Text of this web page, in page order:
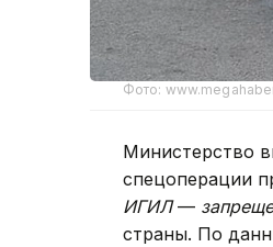
Фото:
Министерство
спецоперации
ИГИЛ—
страны. По